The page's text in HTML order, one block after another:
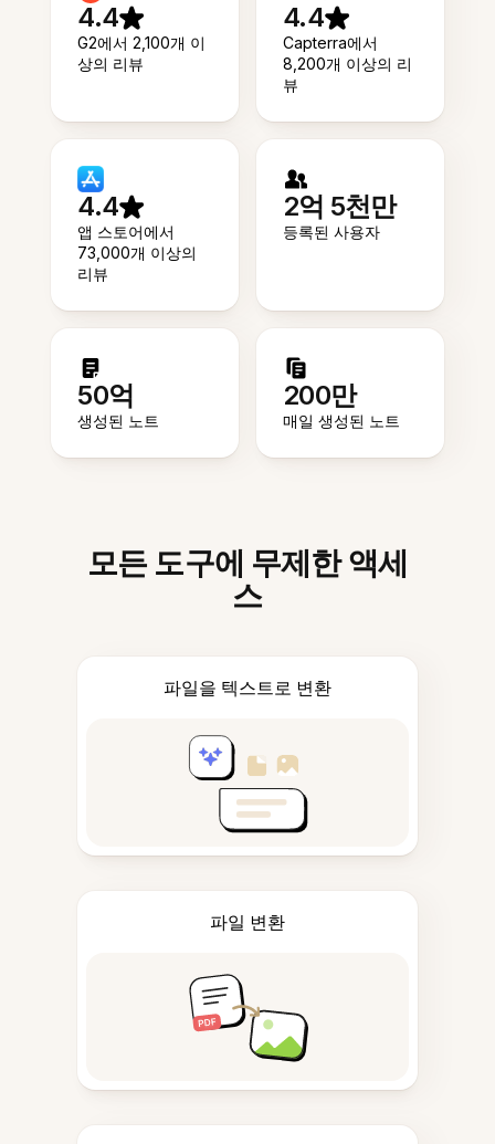
4.4
G2에서 2,100개 이
상의 리뷰
4.4
Capterra에서
8,200개 이상의 리
뷰
4.4
앱 스토어에서
73,000개 이상의
리뷰
2억 5천만
등록된 사용자
50억
생성된 노트
200만
매일 생성된 노트
모든 도구에 무제한 액세
스
파일을 텍스트로 변환
파일 변환